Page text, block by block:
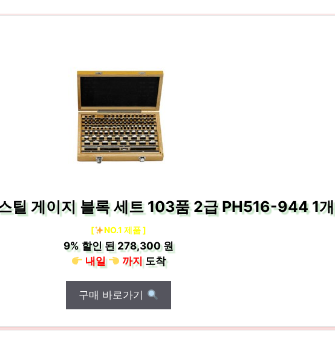
틸 게이지 블록 세트 103품 2급 PH516-944 1개
[ NO.1 제품 ]
9%할인 된278,300 원
내일
까지도착
구매 바로가기